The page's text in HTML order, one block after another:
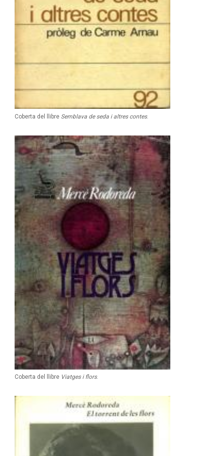
Coberta del llibre Semblava de seda i altres contes.
Coberta del llibre Viatges i flors.